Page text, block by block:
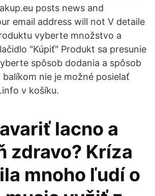
posts news and
email address will not V detaile
vyberte množstvo a
"Kúpiť" Produkt sa presunie
spôsob dodania a spôsob
balíkom nie je možné posielať
v košíku.
lacno a
zdravo? Kríza
mnoho ľudí o